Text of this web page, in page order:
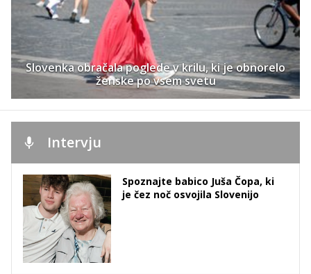
Slovenka obračala poglede v krilu, ki je obnorelo
ženske po vsem svetu
Intervju
Spoznajte babico Juša Čopa, ki
je čez noč osvojila Slovenijo